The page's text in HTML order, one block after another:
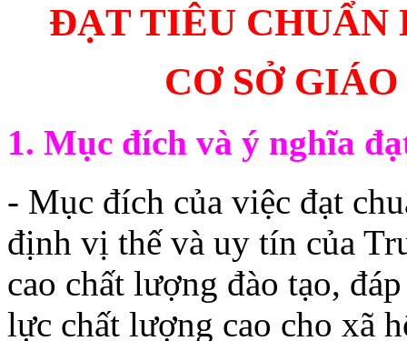
ĐẠT TIÊU
CƠ SỞ
1. Mục đích và ý nghĩa
- Mục đích của việc đạt
định vị thế và uy tín của
cao chất lượng đào tạo,
lực chất lượng cao cho xã